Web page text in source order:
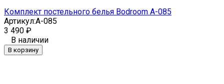
Комплект постельного белья Bodroom A-085
Артикул:A-085
3 490 ₽
В наличии
В корзину